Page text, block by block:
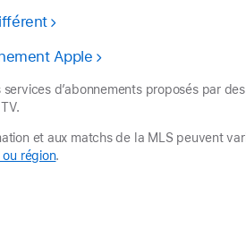
Apple
services d’abonnements proposés par
et aux matchs de la MLS peuvent
région.